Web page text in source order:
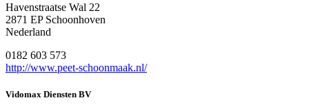
Havenstraatse Wal 22
2871 EP Schoonhoven
Nederland
0182 603 573
http://www.peet-schoonmaak.nl/
Vidomax Diensten BV